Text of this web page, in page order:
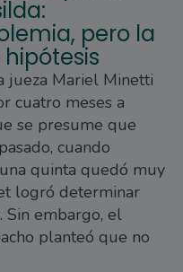
pero la
jueza Mariel Minetti
cuatro meses a
se presume que
cuando
quinta quedó muy
logró determinar
Sin embargo, el
planteó que no